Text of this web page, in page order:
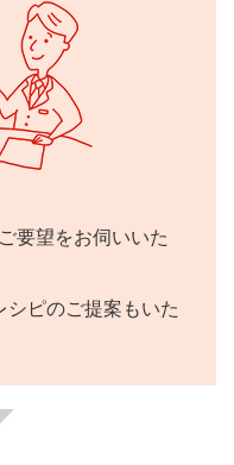
要望をお伺いいた
ピのご提案もいた